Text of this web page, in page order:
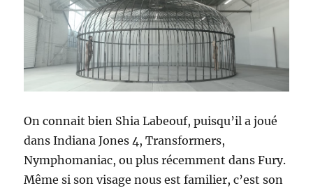
On connait bien Shia Labeouf, puisqu’il a joué
dans Indiana Jones 4, Transformers,
Nymphomaniac, ou plus récemment dans Fury.
Même si son visage nous est familier, c’est son